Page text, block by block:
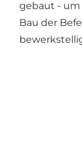
gebaut - um
Bau der